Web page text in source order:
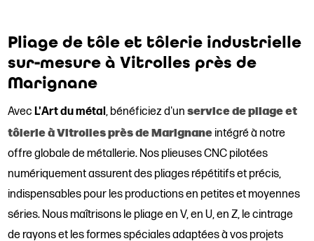
Pliage de tôle et tôlerie industrielle
sur-mesure à Vitrolles près de
Marignane
AvecL'Art du métal, bénéficiez d'unservice de pliage et
tôlerie à Vitrolles près de Marignane intégré à notre
offre globale de métallerie. Nos plieuses CNC pilotées
numériquement assurent des pliages répétitifs et précis,
indispensables pour les productions en petites et moyennes
séries. Nous maîtrisons le pliage en V, en U, en Z, le cintrage
de rayons et les formes spéciales adaptées à vos projets